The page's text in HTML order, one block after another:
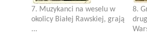
7. Muzykanci na weselu w
okolicy Białej Rawskiej, grają
...
8.